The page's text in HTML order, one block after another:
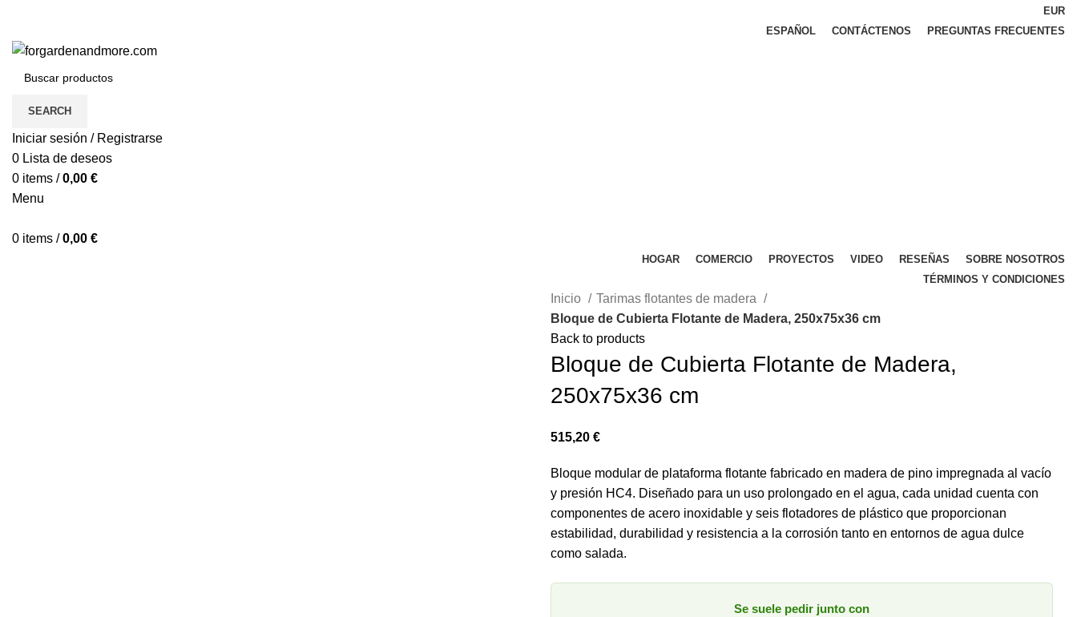
EUR
ESPAÑOL
CONTÁCTENOS PREGUNTAS FRECUENTES
SEARCH
Iniciar sesión / Registrarse
0 Lista de deseos
0 items / 0,00 €
Menu
0 items / 0,00 €
HOGAR COMERCIO PROYECTOS VIDEO RESEÑAS
SOBRE NOSOTROS
TÉRMINOS Y CONDICIONES
Inicio
Tarimas flotantes de madera
Bloque de Cubierta Flotante de Madera, 250x75x36 cm
Back to products
Bloque de Cubierta Flotante de Madera,
250x75x36 cm
515,20 €
Bloque modular de plataforma flotante fabricado en madera de pino impregnada al vacío
y presión HC4. Diseñado para un uso prolongado en el agua, cada unidad cuenta con
componentes de acero inoxidable y seis flotadores de plástico que proporcionan
estabilidad, durabilidad y resistencia a la corrosión tanto en entornos de agua dulce
como salada.
Se suele pedir junto con